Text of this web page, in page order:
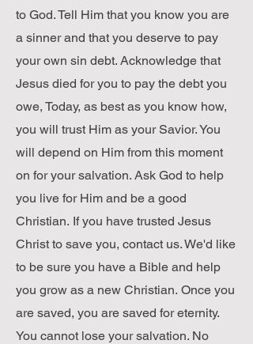
to God. Tell Him that you know you are
a sinner and that you deserve to pay
your own sin debt. Acknowledge that
Jesus died for you to pay the debt you
owe, Today, as best as you know how,
you will trust Him as your Savior. You
will depend on Him from this moment
on for your salvation. Ask God to help
you live for Him and be a good
Christian. If you have trusted Jesus
Christ to save you, contact us. We'd like
to be sure you have a Bible and help
you grow as a new Christian. Once you
are saved, you are saved for eternity.
You cannot lose your salvation. No